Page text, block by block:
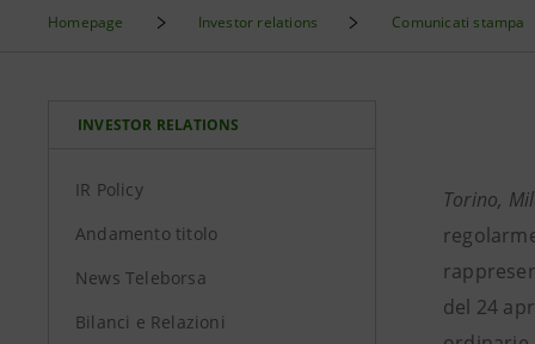
Homepage Investor relations Comunicati stampa
INVESTOR RELATIONS
IR Policy
Andamento titolo
News Teleborsa
Bilanci e Relazioni
Torino,
del 24